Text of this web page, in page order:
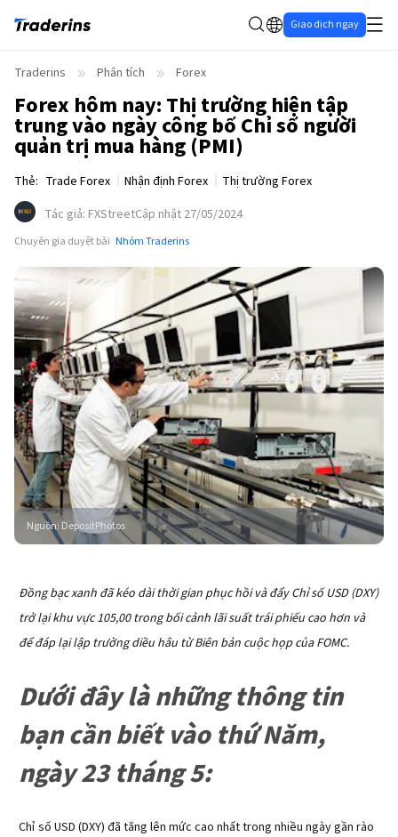
Giao dịch ngay
Traderins Phân tích Forex
Forex hôm nay: Thị trường hiện tập
trung vào ngày công bố Chỉ số người
quản trị mua hàng (PMI)
Thẻ: Trade Forex Nhận định Forex
Thị trường Forex
Tác giả: FXStreetCập nhật 27/05/2024
Chuyên gia duyệt bài Nhóm Traderins
Nguồn: DepositPhotos
Đồng bạc xanh đã kéo dài thời gian phục hồi và đẩy Chỉ số USD (DXY)
trở lại khu vực 105,00 trong bối cảnh lãi suất trái phiếu cao hơn và
để đáp lại lập trường diều hâu từ Biên bản cuộc họp của FOMC.
Dưới đây là những thông tin
bạn cần biết vào thứ Năm,
ngày 23 tháng 5:
Chỉ số USD (DXY) đã tăng lên mức cao nhất trong nhiều ngày gần rào